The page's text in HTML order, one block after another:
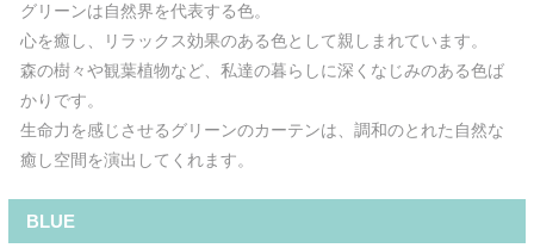
グリーンは自然界を代表する色。
心を癒し、リラックス効果のある色として親しまれています。
森の樹々や観葉植物など、私達の暮らしに深くなじみのある色ば
かりです。
生命力を感じさせるグリーンのカーテンは、調和のとれた自然な
癒し空間を演出してくれます。
BLUE